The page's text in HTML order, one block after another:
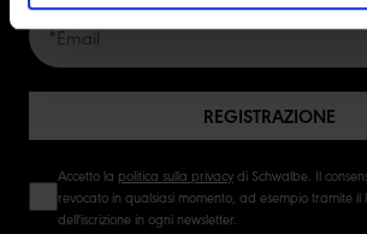
REGISTRAZIONE
Accetto la politica sulla privacydi Schwalbe. Il
revocato in qualsiasi momento, ad esempio tramite
dell'iscrizione in ogni newsletter.